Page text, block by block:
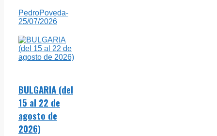
PedroPoveda-
25/07/2026
BULGARIA (del
15 al 22 de
agosto de
2026)